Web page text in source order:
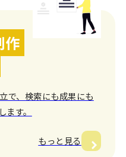
作
で、検索にも成果にも
す。
もっと見る